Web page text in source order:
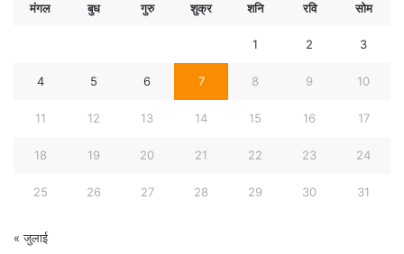
मंगल बुध गुरु शुक्र शनि रवि सोम
1 2 3
4 5 6 7 8 9 10
11 12 13 14 15 16 17
18 19 20 21 22 23 24
25 26 27 28 29 30 31
« जुलाई